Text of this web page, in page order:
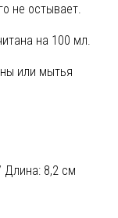
не остывает.
на 100 мл.
или мытья
8,2 см